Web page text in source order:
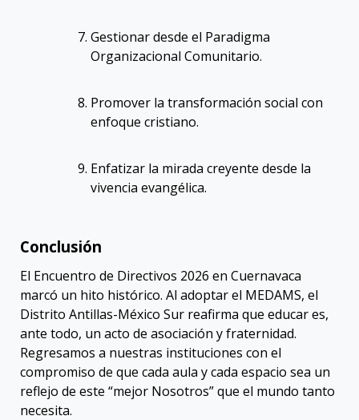
Gestionar desde el Paradigma
Organizacional Comunitario.
Promover la transformación social con
enfoque cristiano.
Enfatizar la mirada creyente desde la
vivencia evangélica.
Conclusión
El Encuentro de Directivos 2026 en Cuernavaca
marcó un hito histórico. Al adoptar el MEDAMS, el
Distrito Antillas-México Sur reafirma que educar es,
ante todo, un acto de asociación y fraternidad.
Regresamos a nuestras instituciones con el
compromiso de que cada aula y cada espacio sea un
reflejo de este “mejor Nosotros” que el mundo tanto
necesita.